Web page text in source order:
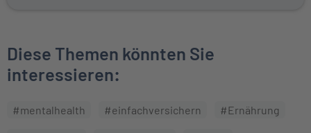
Diese Themen könnten Sie
interessieren:
#mentalhealth #einfachversichern #Ernährung